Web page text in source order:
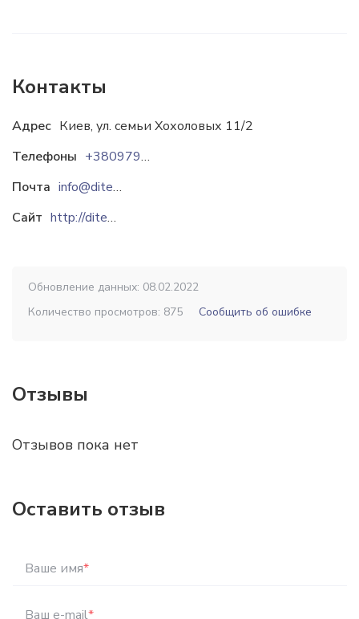
Контакты
Адрес Киев, ул. семьи Хохоловых 11/2
Телефоны
+380979889323
Почта
info@ditek-pellets.com
Сайт
http://ditek-pellets.com
Обновление данных: 08.02.2022
Количество просмотров: 875
Сообщить об ошибке
Отзывы
Отзывов пока нет
Оставить отзыв
Ваше имя*
Ваш e-mail*